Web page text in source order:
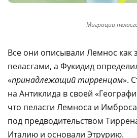
Миграции
Все они описывали Лемнос как
пеласгами, а Фукидид
«принадлежащий тирренцам».
на Антиклида в своей
что пеласги Лемноса и
под предводительством
Италию и основали Этрурию.